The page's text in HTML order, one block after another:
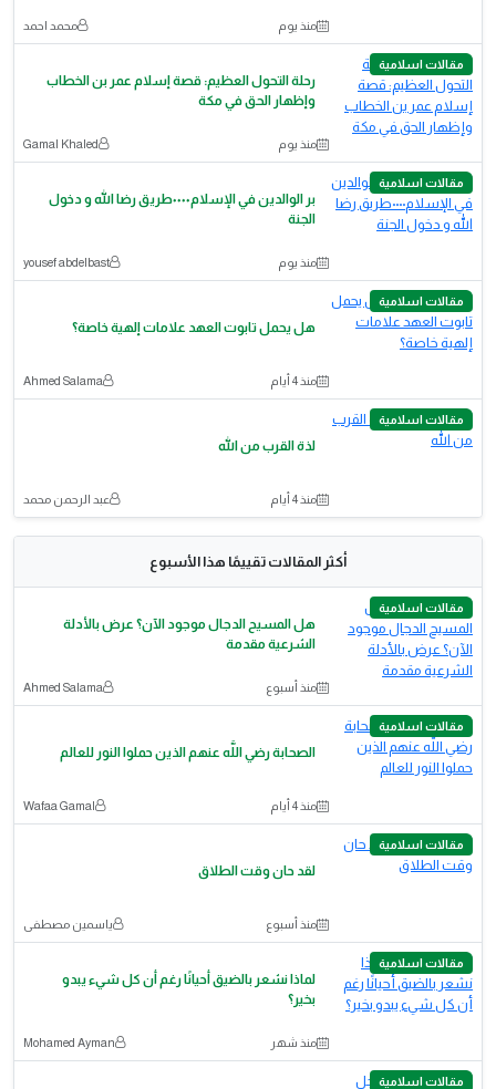
منذ يوم محمد احمد
مقالات اسلامية
رحلة التحول العظيم: قصة إسلام عمر بن الخطاب
وإظهار الحق في مكة
منذ يوم Gamal Khaled
مقالات اسلامية
بر الوالدين في الإسلام٠٠٠٠طريق رضا الله و دخول
الجنة
منذ يوم yousef abdelbast
مقالات اسلامية
هل يحمل تابوت العهد علامات إلهية خاصة؟
منذ 4 أيام Ahmed Salama
مقالات اسلامية
لذة القرب من الله
منذ 4 أيام عبد الرحمن محمد
أكثر المقالات تقييمًا هذا الأسبوع
مقالات اسلامية
هل المسيح الدجال موجود الآن؟ عرض بالأدلة
الشرعية مقدمة
منذ أسبوع Ahmed Salama
مقالات اسلامية
الصحابة رضي اللَّه عنهم الذين حملوا النور للعالم
منذ 4 أيام Wafaa Gamal
مقالات اسلامية
لقد حان وقت الطلاق
منذ أسبوع ياسمين مصطفى
مقالات اسلامية
لماذا نشعر بالضيق أحيانًا رغم أن كل شيء يبدو
بخير؟
منذ شهر Mohamed Ayman
مقالات اسلامية